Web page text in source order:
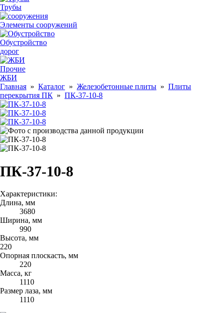
Трубы
Элементы сооружений
Обустройство
дорог
Прочие
ЖБИ
Главная » Каталог » Железобетонные плиты » Плиты
перекрытия ПК » ПК-37-10-8
ПК-37-10-8
Характеристики:
Длина, мм
3680
Ширина, мм
990
Высота, мм
220
Опорная плоскасть, мм
220
Масса, кг
1110
Размер лаза, мм
1110